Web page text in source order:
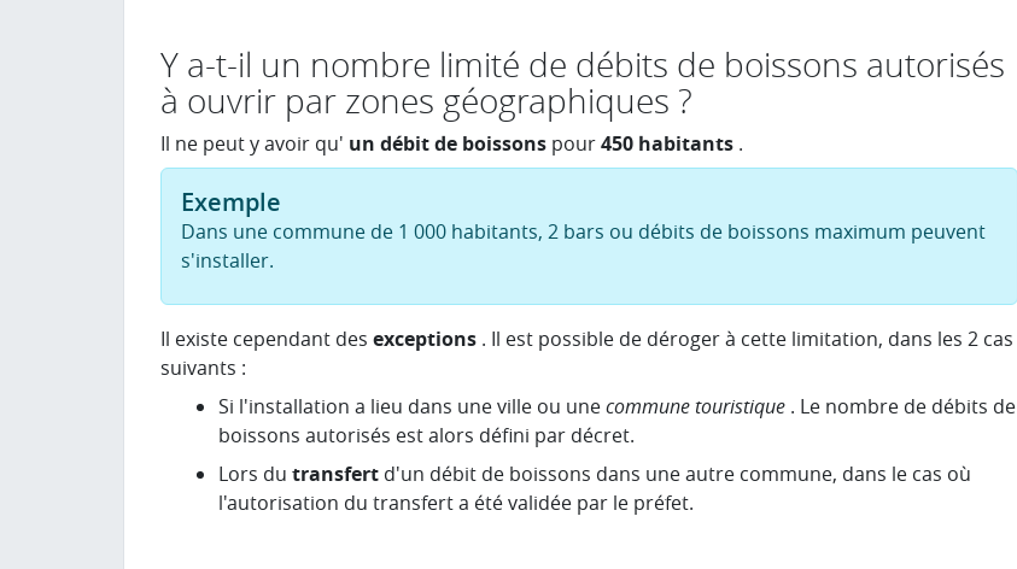
Y a-t-il un nombre limité de débits de boissons autorisés
à ouvrir par zones géographiques ?
Il ne peut y avoir qu' un débit de boissons pour450 habitants .
Exemple
Dans une commune de 1 000 habitants, 2 bars ou débits de boissons maximum peuvent
s'installer.
Il existe cependant des exceptions . Il est possible de déroger à cette limitation, dans les 2 cas
suivants :
Si l'installation a lieu dans une ville ou unecommune touristique . Le nombre de débits de
boissons autorisés est alors défini par décret.
Lors du transfert d'un débit de boissons dans une autre commune, dans le cas où
l'autorisation du transfert a été validée par le préfet.